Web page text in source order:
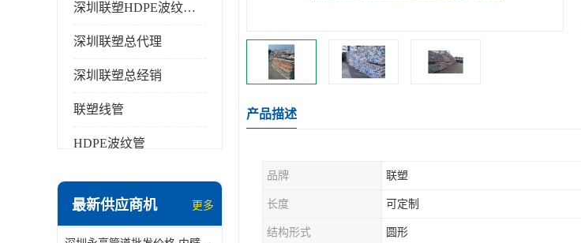
深圳联塑HDPE波纹管批发
深圳联塑总代理
深圳联塑总经销
联塑线管
HDPE波纹管
最新供应商机 更多
产品描述
品牌 联塑
长度 可定制
结构形式 圆形